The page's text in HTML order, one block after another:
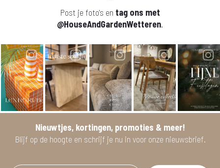
Post je foto's en tag ons met
@HouseAndGardenWetteren.
Nieuwtjes, kortingen, promoties & meer!
Blijf op de hoogte en schrijf je nu in voor onze nieuwsbrief.